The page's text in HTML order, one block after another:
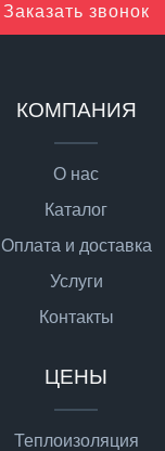
Заказать звонок
КОМПАНИЯ
О нас
Каталог
Оплата и доставка
Услуги
Контакты
ЦЕНЫ
Теплоизоляция